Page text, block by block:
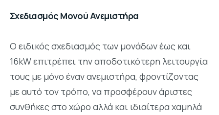
Σχεδιασμός Μονού Ανεμιστήρα
Ο ειδικός σχεδιασμός των μονάδων έως και
16kW επιτρέπει την αποδοτικότερη λειτουργία
τους με μόνο έναν ανεμιστήρα, φροντίζοντας
με αυτό τον τρόπο, να προσφέρουν άριστες
συνθήκες στο χώρο αλλά και ιδιαίτερα χαμηλά